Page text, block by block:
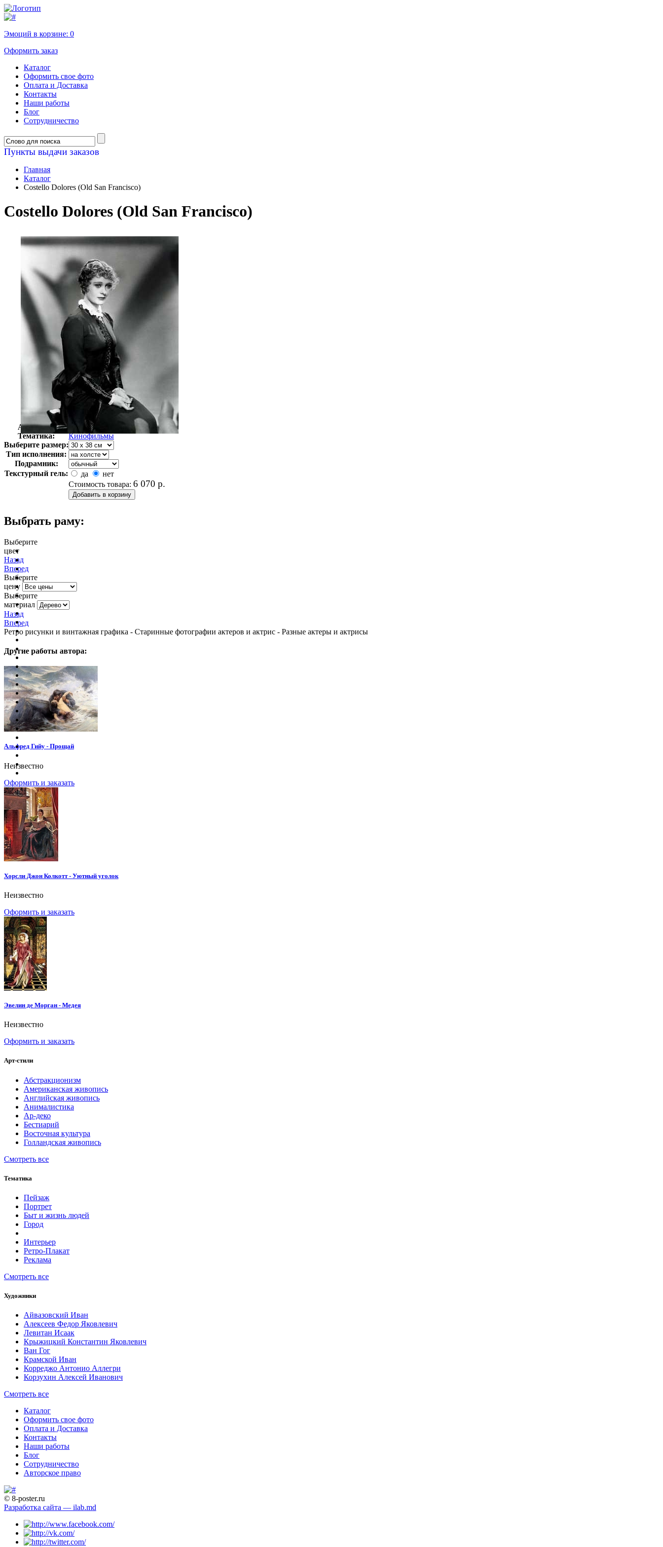
Эмоций в корзине: 0
Оформить заказ
Каталог
Оформить свое фото
Оплата и Доставка
Контакты
Наши работы
Блог
Сотрудничество
Пункты выдачи заказов
Главная
Каталог
Costello Dolores (Old San Francisco)
Costello Dolores (Old San Francisco)
Автор:
Неизвестно
Арт-стиль
Ретро-Фотографии
Тематика:
Кинофильмы
Выберите размер:
Тип исполнения:
Подрамник:
Текстурный гель:
да
нет
Стоимость товара: 6 070 р.
Выбрать раму:
Выберите
цвет
Назад
Вперед
Выберите
цену
Выберите
материал
Назад
Вперед
Ретро рисунки и винтажная графика - Старинные фотографии актеров и актрис - Разные актеры и актрисы
Другие работы автора:
Альфред Гийу - Прощай
Неизвестно
Оформить и заказать
Хорсли Джон Колкотт - Уютный уголок
Неизвестно
Оформить и заказать
Эвелин де Морган - Медея
Неизвестно
Оформить и заказать
Арт-стили
Абстракционизм
Американская живопись
Английская живопись
Анималистика
Ар-деко
Бестиарий
Восточная культура
Голландская живопись
Смотреть все
Тематика
Пейзаж
Портрет
Быт и жизнь людей
Город
Интерьер
Ретро-Плакат
Реклама
Смотреть все
Художники
Айвазовский Иван
Алексеев Федор Яковлевич
Левитан Исаак
Крыжицкий Константин Яковлевич
Ван Гог
Крамской Иван
Корреджо Антонио Аллегри
Корзухин Алексей Иванович
Смотреть все
Каталог
Оформить свое фото
Оплата и Доставка
Контакты
Наши работы
Блог
Сотрудничество
Авторское право
© 8-poster.ru
Разработка сайта — ilab.md